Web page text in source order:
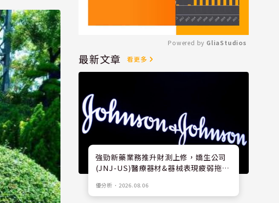
Mute
Powered by GliaStudios
最新文章 看更多
強勁新藥業務推升財測上修，嬌生公司
(JNJ-US)醫療器材&器械表現疲弱拖累
優分析 ． 2026.08.06